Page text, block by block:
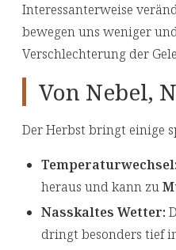
Interessanterweise
bewegen uns weniger
Verschlechterung der
Von Nebel,
Der Herbst bringt einige
Temperaturwechsel:
heraus und kann zu
Nasskaltes Wetter:
dringt besonders tief